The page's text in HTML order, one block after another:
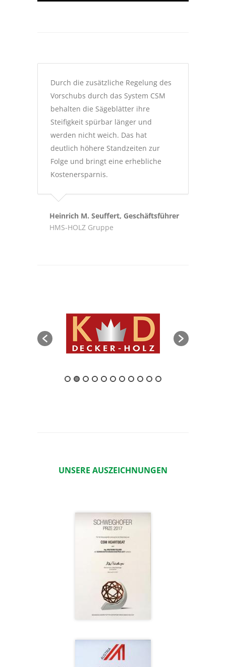
Durch die zusätzliche Regelung des
Vorschubs durch das System CSM
behalten die Sägeblätter ihre
Steifigkeit spürbar länger und
werden nicht weich. Das hat
deutlich höhere Standzeiten zur
Folge und bringt eine erhebliche
Kostenersparnis.
Heinrich M. Seuffert, Geschäftsführer
HMS-HOLZ Gruppe
UNSERE AUSZEICHNUNGEN